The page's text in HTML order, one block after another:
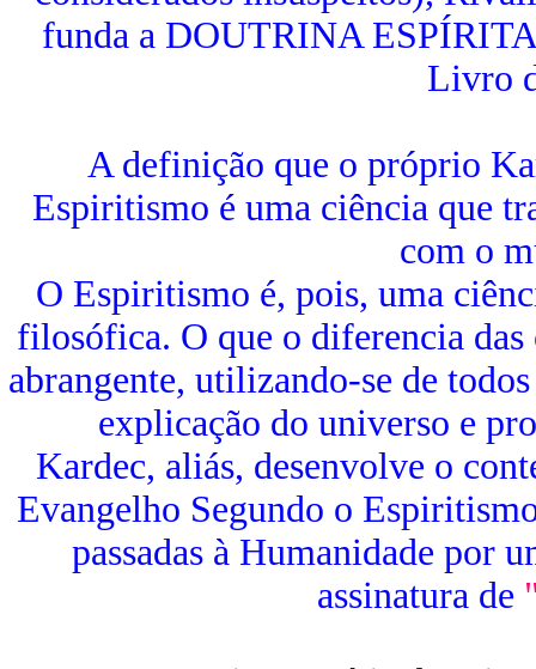
funda a DOUTRINA
Livro
A definição que o próprio
Espiritismo é uma ciência que
com o
O Espiritismo é, pois, uma
filosófica. O que o diferencia das
abrangente, utilizando-se de
explicação do universo e
Kardec, aliás, desenvolve o
Evangelho Segundo o
passadas à Humanidade por
assinatura de